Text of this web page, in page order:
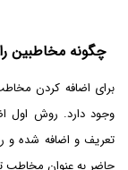
چگونه مخاطبین
برای اضافه کردن
وجود دارد. روش اول
تعریف و اضافه شده و
حاضر به عنوان